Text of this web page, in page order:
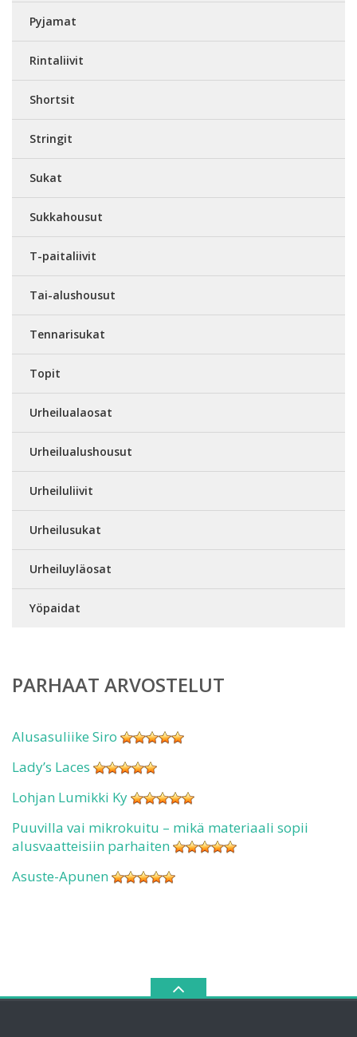
Pyjamat
Rintaliivit
Shortsit
Stringit
Sukat
Sukkahousut
T-paitaliivit
Tai-alushousut
Tennarisukat
Topit
Urheilualaosat
Urheilualushousut
Urheiluliivit
Urheilusukat
Urheiluyläosat
Yöpaidat
PARHAAT ARVOSTELUT
Alusasuliike Siro
Lady’s Laces
Lohjan Lumikki Ky
Puuvilla vai mikrokuitu – mikä materiaali sopii
alusvaatteisiin parhaiten
Asuste-Apunen